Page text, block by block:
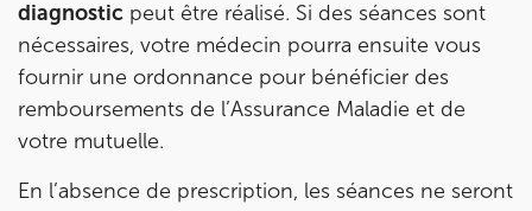
diagnostic peut être réalisé. Si des séances sont
nécessaires, votre médecin pourra ensuite vous
fournir une ordonnance pour bénéficier des
remboursements de l’Assurance Maladie et de
votre mutuelle.
En l’absence de prescription, les séances ne seront
Prenez RDV sur
Prenez RDV sur
IK VANVES
5 Rue Monge 92170 Vanves